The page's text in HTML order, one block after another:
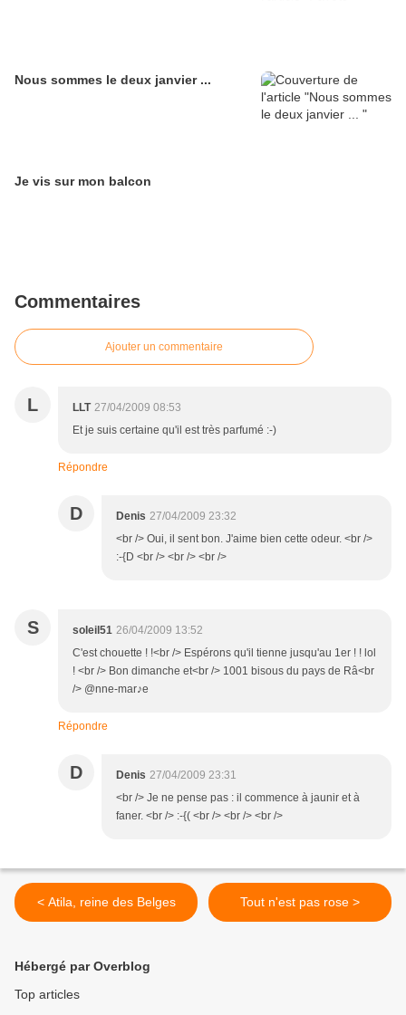
Nous sommes le deux janvier ...
Je vis sur mon balcon
Commentaires
Ajouter un commentaire
L LLT 27/04/2009 08:53
Et je suis certaine qu'il est très parfumé :-)
Répondre
D Denis 27/04/2009 23:32
<br /> Oui, il sent bon. J'aime bien cette odeur. <br />
:-{D <br /> <br /> <br />
S soleil51 26/04/2009 13:52
C'est chouette ! !<br /> Espérons qu'il tienne jusqu'au 1er ! ! lol
! <br /> Bon dimanche et<br /> 1001 bisous du pays de Râ<br
/> @nne-mar♪e
Répondre
D Denis 27/04/2009 23:31
<br /> Je ne pense pas : il commence à jaunir et à
faner. <br /> :-{( <br /> <br /> <br />
< Atila, reine des Belges Tout n'est pas rose >
Hébergé par Overblog
Top articles